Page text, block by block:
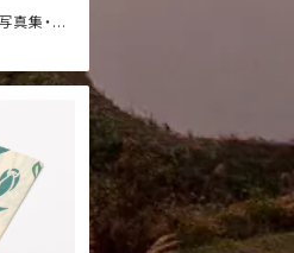
真集・ほ
｜鉄道グ